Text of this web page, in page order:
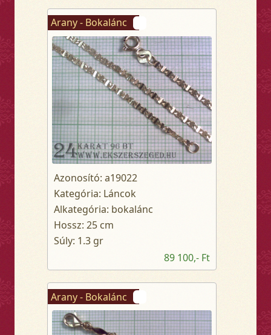
Arany - Bokalánc
Azonosító: a19022
Kategória: Láncok
Alkategória: bokalánc
Hossz: 25 cm
Súly: 1.3 gr
89 100,- Ft
Arany - Bokalánc